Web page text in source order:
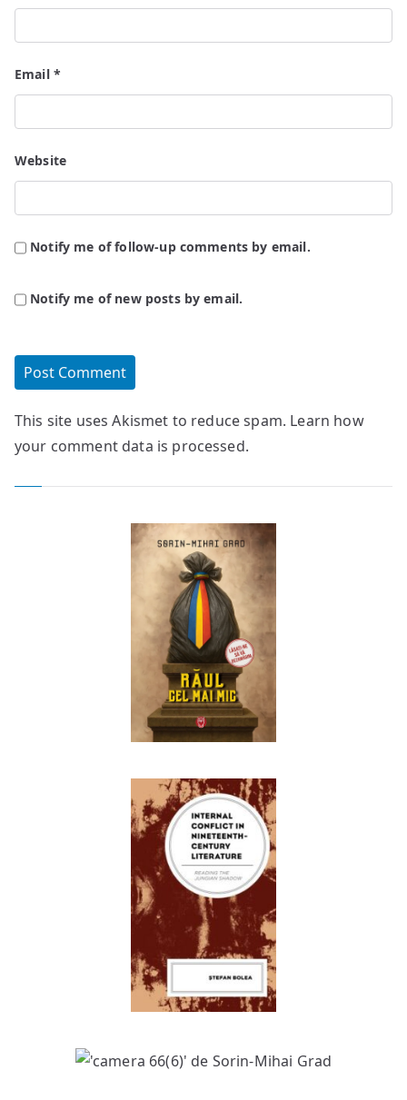
Email *
Website
Notify me of follow-up comments by email.
Notify me of new posts by email.
This site uses Akismet to reduce spam. Learn how
your comment data is processed.